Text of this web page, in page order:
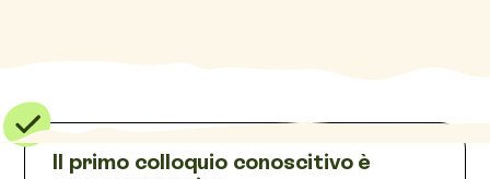
Il primo colloquio conoscitivo è